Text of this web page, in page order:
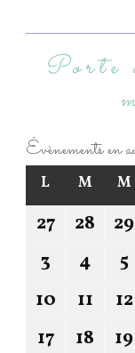
Porte
Évènements
L M M
27 28 29
3
4 5
10
11 12
17
18 19